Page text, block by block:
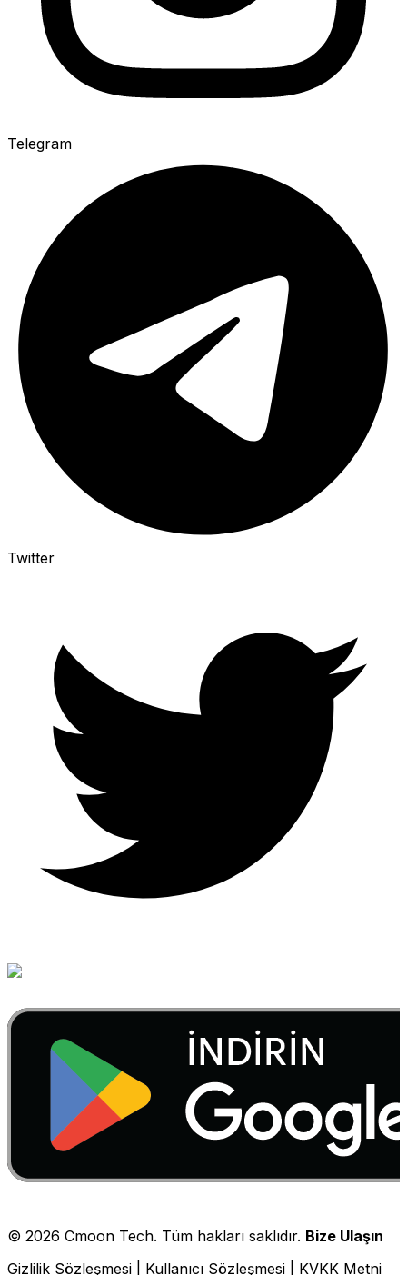
Telegram
Twitter
© 2026 Cmoon Tech. Tüm hakları saklıdır. Bize Ulaşın
Gizlilik Sözleşmesi
Kullanıcı Sözleşmesi KVKK Metni